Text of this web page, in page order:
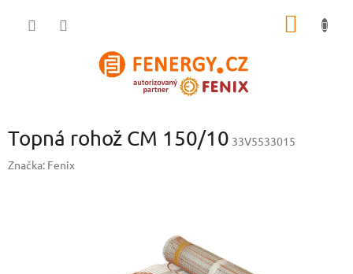
Topná rohož CM 150/10 33V5533015
Značka: Fenix